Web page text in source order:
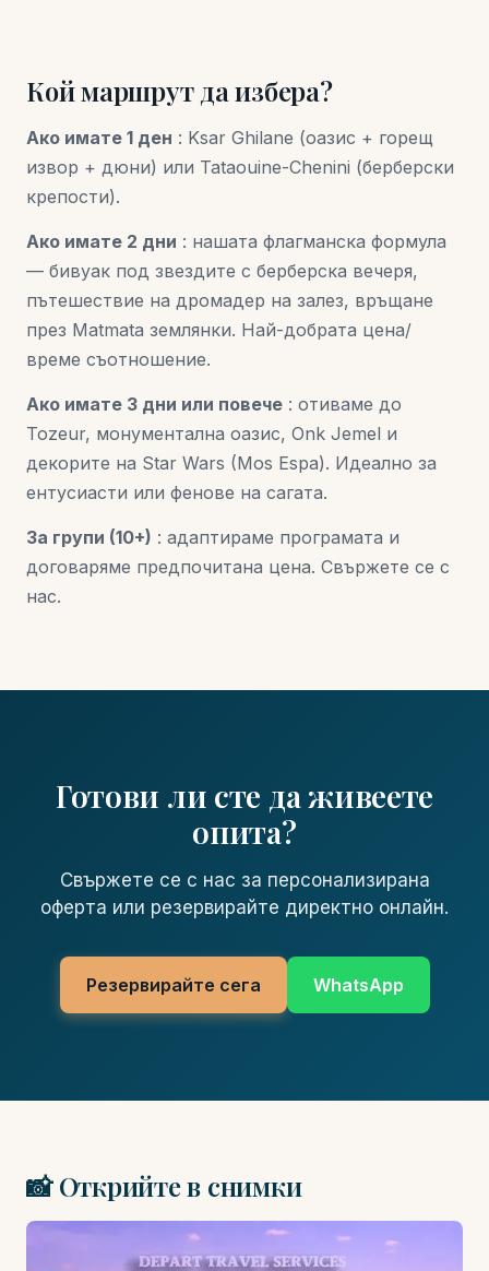
Кой маршрут да избера?
Ако имате 1 ден : Ksar Ghilane (оазис + горещ
извор + дюни) или Tataouine-Chenini (берберски
крепости).
Ако имате 2 дни : нашата флагманска формула
— бивуак под звездите с берберска вечеря,
пътешествие на дромадер на залез, връщане
през Matmata землянки. Най-добрата цена/
време съотношение.
Ако имате 3 дни или повече : отиваме до
Tozeur, монументална оазис, Onk Jemel и
декорите на Star Wars (Mos Espa). Идеално за
ентусиасти или фенове на сагата.
За групи (10+) : адаптираме програмата и
договаряме предпочитана цена. Свържете се с
нас.
Готови ли сте да живеете
опита?
Свържете се с нас за персонализирана
оферта или резервирайте директно онлайн.
Резервирайте сега WhatsApp
📸 Открийте в снимки